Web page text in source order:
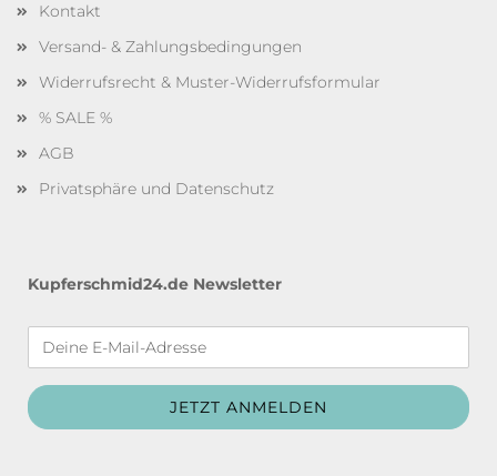
Kontakt
Versand- & Zahlungsbedingungen
Widerrufsrecht & Muster-Widerrufsformular
% SALE %
AGB
Privatsphäre und Datenschutz
Kupferschmid24.de Newsletter